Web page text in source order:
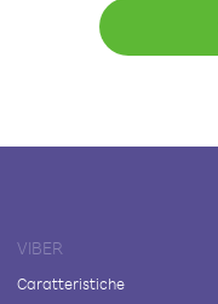
VIBER
Caratteristiche